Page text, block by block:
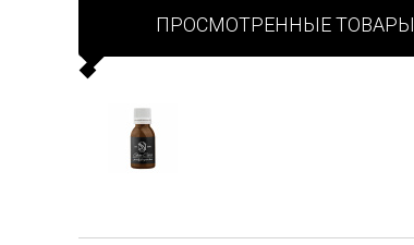
ПРОСМОТРЕННЫЕ ТОВАРЫ